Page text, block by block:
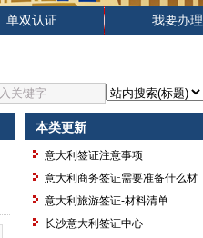
单双认证 我要办理
本类更新
意大利签证注意事项
意大利商务签证需要准备什么材
料？
意大利旅游签证-材料清单
长沙意大利签证中心